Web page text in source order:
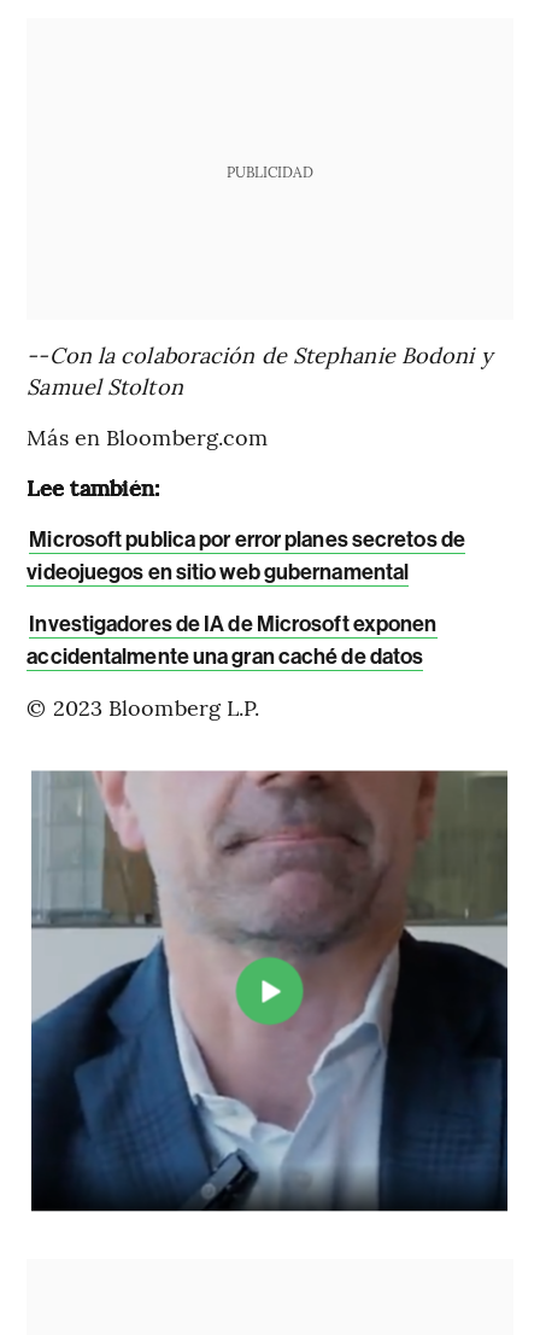
PUBLICIDAD
--Con la colaboración de Stephanie Bodoni y
Samuel Stolton
Más en Bloomberg.com
Lee también:
Microsoft publica por error planes secretos de
videojuegos en sitio web gubernamental
Investigadores de IA de Microsoft exponen
accidentalmente una gran caché de datos
© 2023 Bloomberg L.P.